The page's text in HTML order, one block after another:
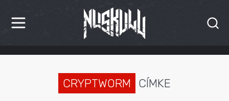
HÍREK
CRYPTWORM CÍMKE